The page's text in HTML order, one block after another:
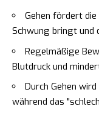
Gehen fördert
Schwung bringt und
Regelmäßige
Blutdruck und
Durch Gehen
während das